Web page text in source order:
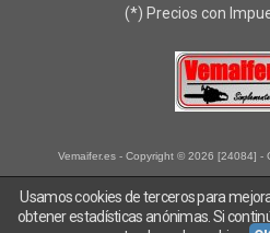
(*) Precios con
Vemaifer.es - Copyright © 2026 [24084] -
Usamos cookies de terceros para
obtener estadísticas anónimas. Si